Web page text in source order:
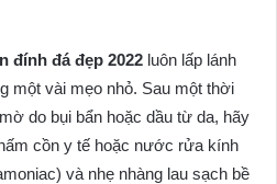
đính đá đẹp 2022 luôn lấp lánh
một vài mẹo nhỏ. Sau một thời
do bụi bẩn hoặc dầu từ da, hãy
cồn y tế hoặc nước rửa kính
và nhẹ nhàng lau sạch bề